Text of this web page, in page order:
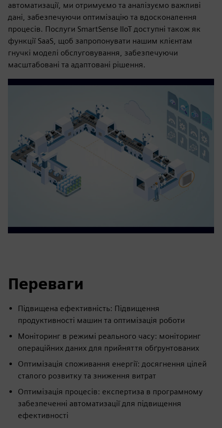
автоматизації, ми отримуємо та аналізуємо важливі
дані, забезпечуючи оптимізацію та вдосконалення
процесів. Послуги SmartSense IIoT доступні також як
функції SaaS, щоб запропонувати нашим клієнтам
гнучкі моделі обслуговування, забезпечуючи
масштабовані та адаптовані рішення.
Переваги
Підвищена ефективність: Підвищення
продуктивності машин та оптимізація роботи
Моніторинг в режимі реального часу: моніторинг
операційних даних для прийняття обґрунтованих
Оптимізація споживання енергії: досягнення цілей
сталого розвитку та зниження витрат
Оптимізація процесів: експертиза в програмному
забезпеченні автоматизації для підвищення
ефективності